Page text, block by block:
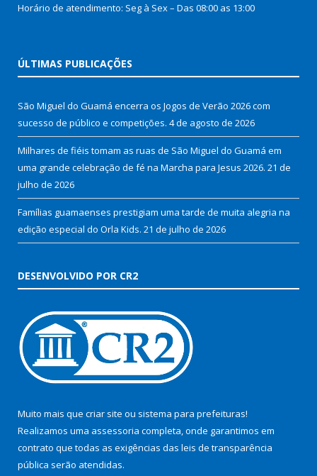
Horário de atendimento: Seg à Sex – Das 08:00 as 13:00
ÚLTIMAS PUBLICAÇÕES
São Miguel do Guamá encerra os Jogos de Verão 2026 com
sucesso de público e competições. 4 de agosto de 2026
Milhares de fiéis tomam as ruas de São Miguel do Guamá em
uma grande celebração de fé na Marcha para Jesus 2026. 21 de
julho de 2026
Famílias guamaenses prestigiam uma tarde de muita alegria na
edição especial do Orla Kids. 21 de julho de 2026
DESENVOLVIDO POR CR2
Muito mais que criar site ou sistema para prefeituras!
Realizamos uma assessoria completa, onde garantimos em
contrato que todas as exigências das leis de transparência
pública serão atendidas.